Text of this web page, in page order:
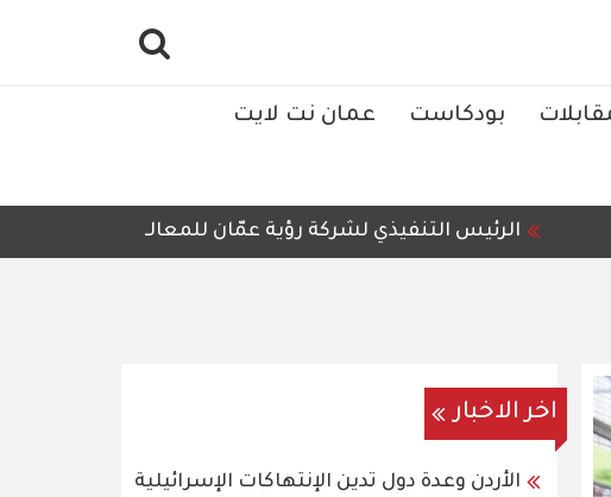
بودكاست عمان نت لايت
التنفيذي لشركة رؤية عمّان للمعالجة وإعادة التدوير، أمجد
اخر الاخبار
الأردن وعدة دول تدين الإنتهاكات الإسرائيلية